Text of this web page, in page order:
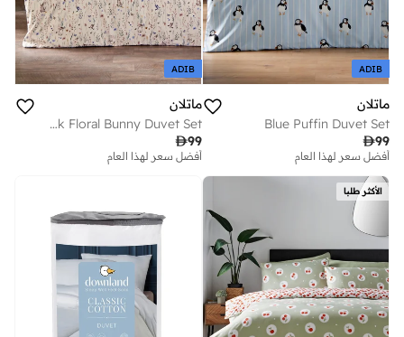
ADIB
ماتلان
Blue Puffin Duvet Set
99
أفضل سعر لهذا العام
ADIB
ماتلان
Pink Floral Bunny Duvet Set
99
أفضل سعر لهذا العام
الأكثر طلبا